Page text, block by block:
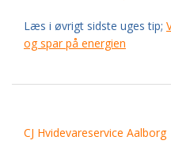
Læs i øvrigt sidste uges tip;
og spar på energien
CJ Hvidevareservice Aalborg